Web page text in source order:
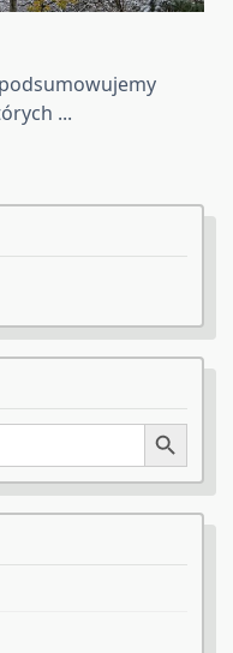
...
Search Button